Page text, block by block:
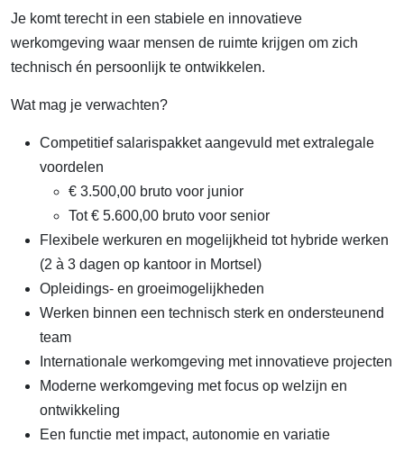
Je komt terecht in een stabiele en innovatieve
werkomgeving waar mensen de ruimte krijgen om zich
technisch én persoonlijk te ontwikkelen.
Wat mag je verwachten?
Competitief salarispakket aangevuld met extralegale
voordelen
€ 3.500,00 bruto voor junior
Tot € 5.600,00 bruto voor senior
Flexibele werkuren en mogelijkheid tot hybride werken
(2 à 3 dagen op kantoor in Mortsel)
Opleidings- en groeimogelijkheden
Werken binnen een technisch sterk en ondersteunend
team
Internationale werkomgeving met innovatieve projecten
Moderne werkomgeving met focus op welzijn en
ontwikkeling
Een functie met impact, autonomie en variatie